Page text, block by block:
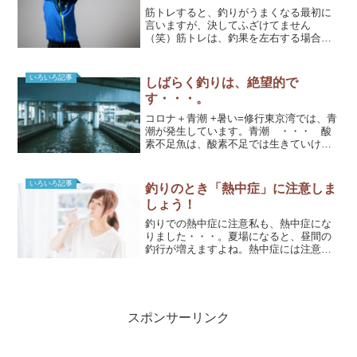
筋トレすると、釣りがうまくなる最初に
言いますが、決してふざけてません
（笑）筋トレは、釣果を左右する場合が
らない。なら、やらない手はないのだ。
この記事を読んで、レッツマッ...
いろいろ記事
しばらく釣りは、絶望的で
す・・・。
コロナ＋青潮 +暑い=修行東京湾では、青
潮が発生しています。青潮 ・・・ 酸
素不足魚は、酸素不足では生きていけま
すごいです。東京だけで、3,800名となっ
ております（執...
いろいろ記事
釣りのとき「熱中症」に注意しま
しょう！
釣りでの熱中症に注意私も、熱中症にな
りました・・・。夏場になると、昼間の
釣行が増えますよね。熱中症には注意で
スポンサーリンク